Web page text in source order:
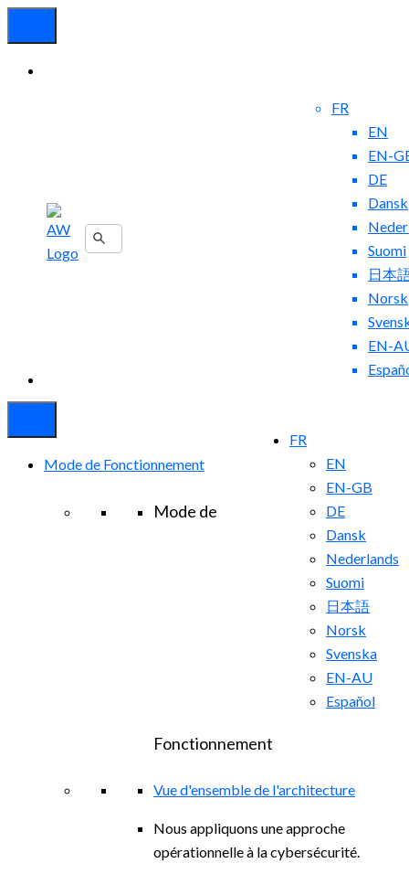
FR
EN
EN-
DE
Dansk
Suomi
日本
Norsk
EN-
FR
EN
EN-GB
DE
Dansk
Nederlands
Suomi
日本語
Norsk
Svenska
EN-AU
Español
Mode de Fonctionnement
Mode de
Fonctionnement
Vue d'ensemble de l'architecture
Nous appliquons une approche
opérationnelle à la cybersécurité.